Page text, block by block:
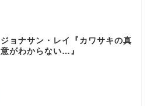
ジョナサン・レイ『カワサキの真
意がわからない…』